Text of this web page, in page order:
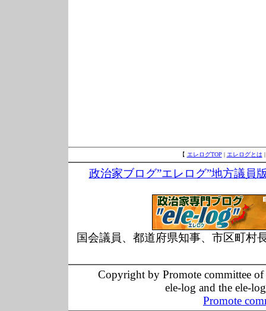
【 エレログTOP | エレログとは
政治家ブログ”エレログ”地方議員
国会議員、都道府県知事、市区町村
Copyright by Promote committee
ele-log and the ele-
Promote